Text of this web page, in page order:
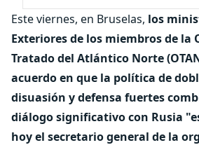
Este viernes, en Bruselas, los
Exteriores de los miembros de la
Tratado del Atlántico Norte
acuerdo en que la política de
disuasión y defensa fuertes
diálogo significativo con Rusia
hoy el secretario general de la